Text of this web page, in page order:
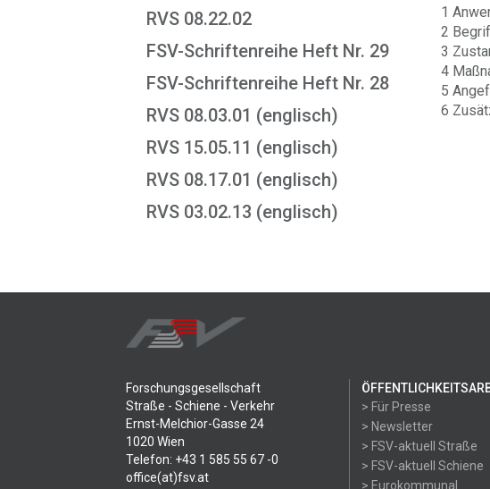
RVS 08.22.02
FSV-Schriftenreihe Heft Nr. 29
FSV-Schriftenreihe Heft Nr. 28
RVS 08.03.01 (englisch)
RVS 15.05.11 (englisch)
RVS 08.17.01 (englisch)
RVS 03.02.13 (englisch)
1
2
3
4
5
6
Forschungsgesellschaft
Straße - Schiene - Verkehr
Ernst-Melchior-Gasse 24
1020 Wien
Telefon: +43 1 585 55 67 -0
office(at)fsv.at
> Für Presse
> Newsletter
> FSV-aktuell Straße
> FSV-aktuell Schiene
> Eurokommunal